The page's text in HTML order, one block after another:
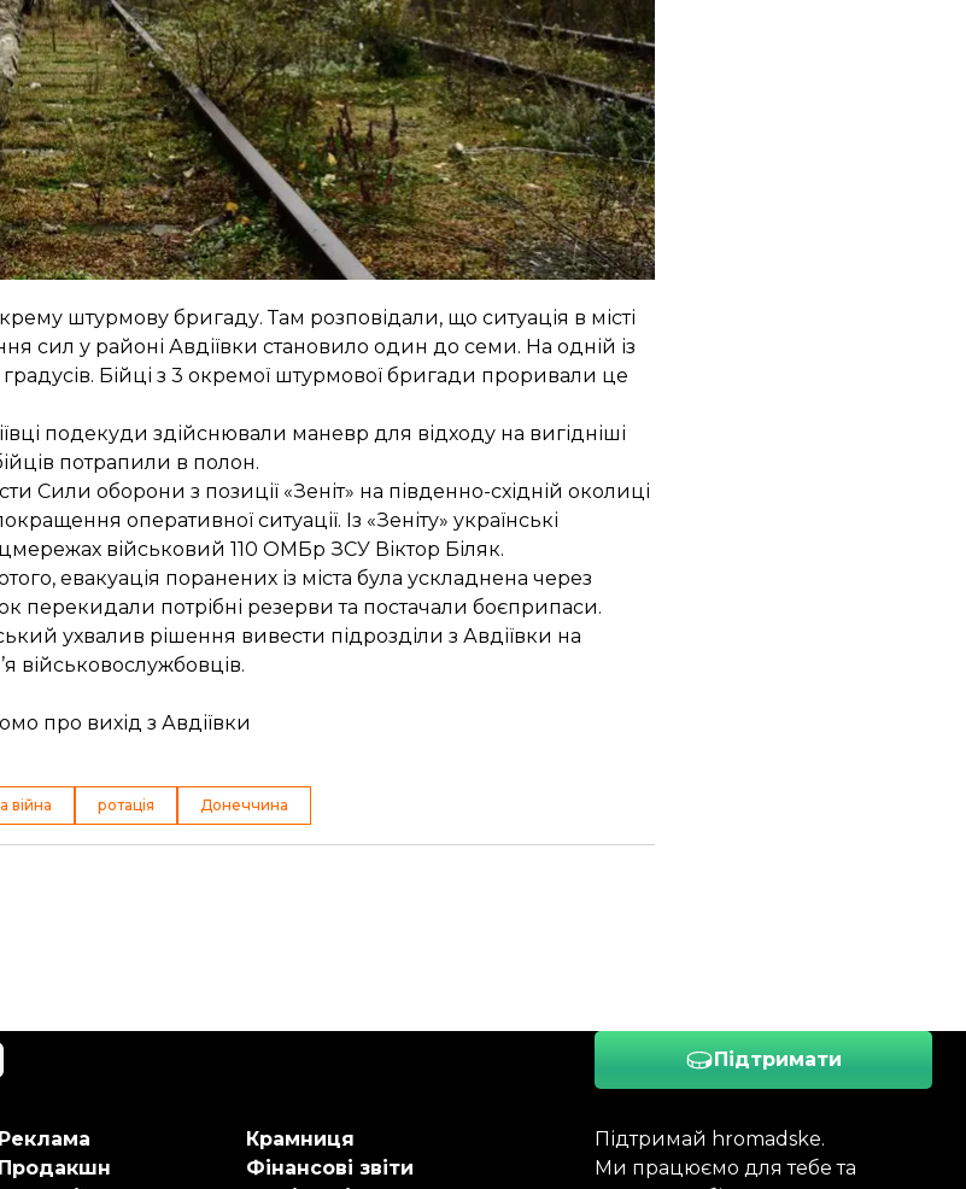
Авдіївки
вперше майже за два роки для відпочинку та ротації
достатніх можливостей, щоб утримувати місто. Це стало
штурмову бригаду. Там розповідали, що ситуація в місті
сил у районі Авдіївки становило один до семи. На одній із
градусів. Бійці з 3 окремої штурмової бригади проривали це
подекуди здійснювали маневр для відходу на вигідніші
потрапили в полон.
Сили оборони з позиції «Зеніт» на південно-східній околиці
оперативної ситуації. Із «Зеніту» українські
військовий 110 ОМБр ЗСУ Віктор Біляк.
евакуація поранених із міста була ускладнена через
перекидали потрібні резерви та постачали боєприпаси.
ухвалив рішення вивести підрозділи з Авдіївки на
військовослужбовців.
про вихід з Авдіївки
війна ротація Донеччина
Підтримати
Підтримай hromadske.
Ми працюємо для тебе та
Реклама
Продакшн
Крамниця
Фінансові звіти